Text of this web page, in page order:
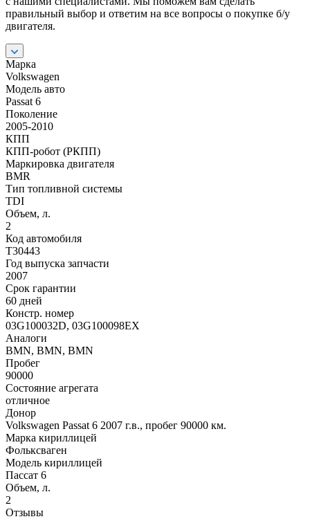
правильный выбор и ответим на все вопросы о покупке б/у
двигателя.
Марка
Volkswagen
Модель авто
Passat 6
Поколение
2005-2010
КПП
КПП-робот (РКПП)
Маркировка двигателя
BMR
Тип топливной системы
TDI
Объем, л.
2
Код автомобиля
T30443
Год выпуска запчасти
2007
Срок гарантии
60 дней
Констр. номер
03G100032D, 03G100098EX
Аналоги
BMN, BMN, BMN
Пробег
90000
Состояние агрегата
отличное
Донор
Volkswagen Passat 6 2007 г.в., пробег 90000 км.
Марка кириллицей
Фольксваген
Модель кириллицей
Пассат 6
Объем, л.
2
Отзывы